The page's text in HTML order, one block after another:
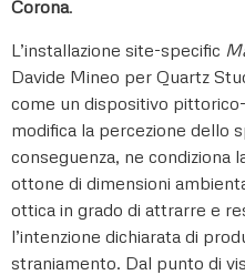
Corona.
L’installazione site-specific
Davide Mineo per Quartz
come un dispositivo
modifica la percezione dello
conseguenza, ne condiziona
ottone di dimensioni
ottica in grado di attrarre e
l’intenzione dichiarata di
straniamento. Dal punto di